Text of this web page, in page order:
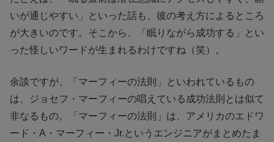
いが通じやすい」といった話も、彼の考え方によるところ
が大きいのです。そこから、「眠りながら成功する」とい
った怪しいワードが生まれるわけですね（笑）。
余談ですが、「マーフィーの法則」といわれているもの
は、ジョセフ・マーフィーの唱えている成功法則とは似て
非なるもの。「マーフィーの法則」は、アメリカのエドワ
ード・A・マーフィー・Jr.というエンジニアがまとめたま